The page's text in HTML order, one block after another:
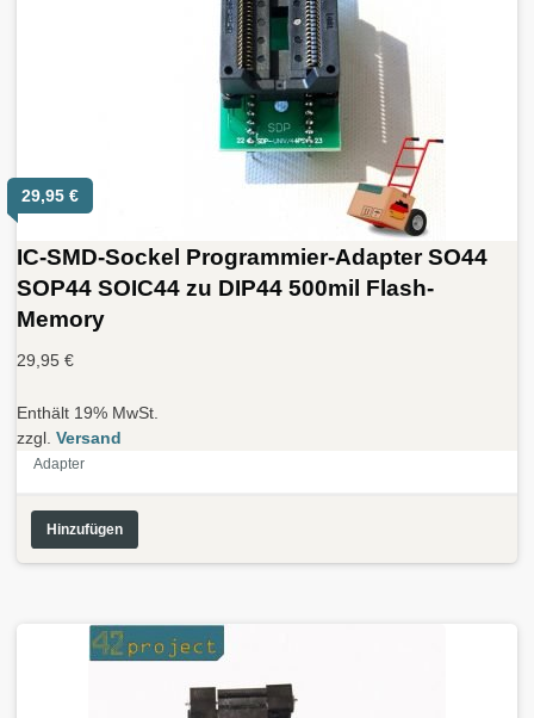
29,95 €
IC-SMD-Sockel Programmier-Adapter SO44
SOP44 SOIC44 zu DIP44 500mil Flash-
Memory
29,95 €
Enthält 19% MwSt.
zzgl. Versand
Adapter
Hinzufügen